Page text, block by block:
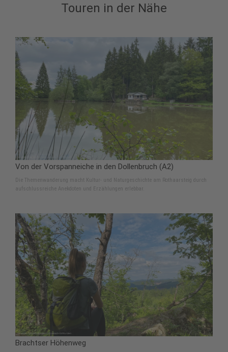
Touren in der Nähe
Von der Vorspanneiche in den Dollenbruch (A2)
Die Themenwanderung macht Kultur- und Naturgeschichte am Rothaarsteig durch
aufschlussreiche Anekdoten und Erzählungen erlebbar.
Brachtser Höhenweg